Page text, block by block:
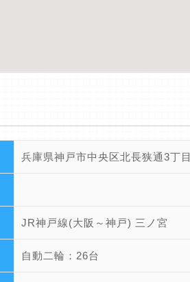
兵庫県神戸市中央区北長狭通3丁目
JR神戸線(大阪～神戸) 三ノ宮
自動二輪：26台